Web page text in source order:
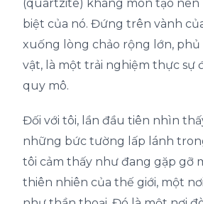
(quartzite) kháng mòn tạo
biệt của nó. Đứng trên vành
xuống lòng chảo rộng lớn,
vật, là một trải nghiệm thực sự
quy mô.
Đối với tôi, lần đầu tiên nhìn
những bức tường lấp lánh
tôi cảm thấy như đang gặp gỡ
thiên nhiên của thế giới, một